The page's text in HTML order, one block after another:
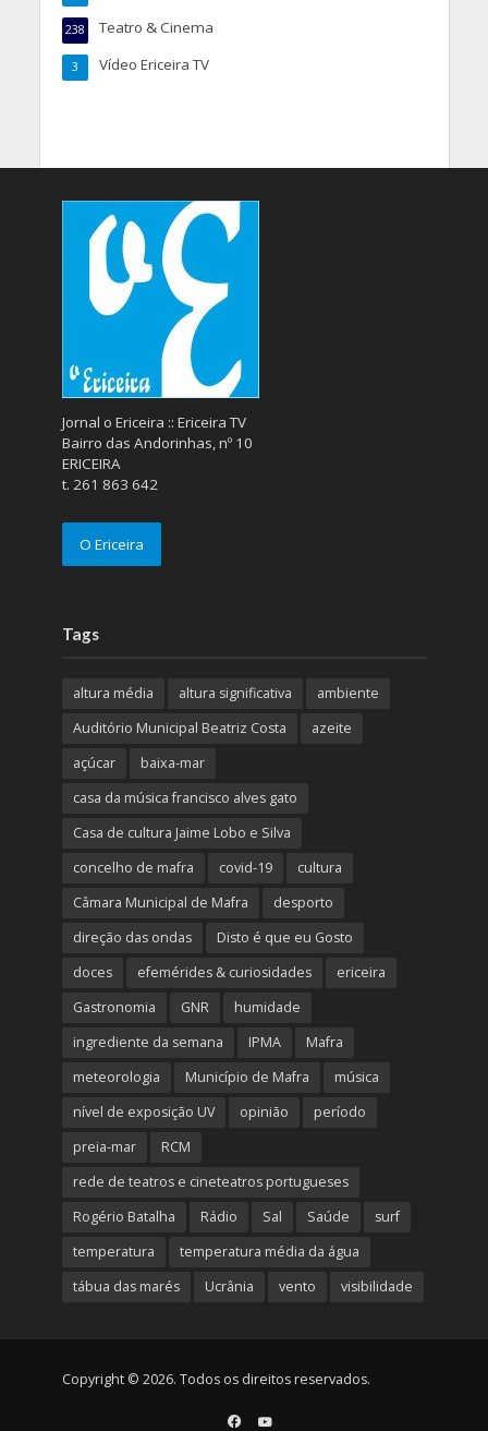
Teatro & Cinema
238
Vídeo Ericeira TV
3
Jornal o Ericeira :: Ericeira TV
Bairro das Andorinhas, nº 10
ERICEIRA
t. 261 863 642
O Ericeira
Tags
altura média altura significativa
ambiente
Auditório Municipal Beatriz Costa
azeite
açúcar
baixa-mar
casa da música francisco alves gato
Casa de cultura Jaime Lobo e Silva
concelho de mafra
covid-19
cultura
Câmara Municipal de Mafra
desporto
direção das ondas
Disto é que eu Gosto
doces
efemérides & curiosidades
ericeira
Gastronomia
GNR
humidade
ingrediente da semana
IPMA
Mafra
meteorologia
Município de Mafra
música
nível de exposição UV
opinião
período
preia-mar
RCM
rede de teatros e cineteatros portugueses
Rogério Batalha
Rádio Sal Saúde
surf
temperatura
temperatura média da água
tábua das marés
Ucrânia vento visibilidade
Copyright © 2026. Todos os direitos reservados.